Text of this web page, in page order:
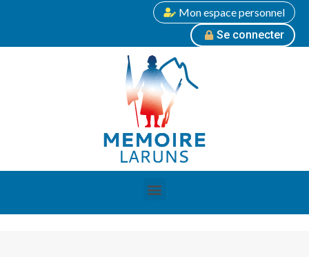
Mon espace personnel
Se connecter